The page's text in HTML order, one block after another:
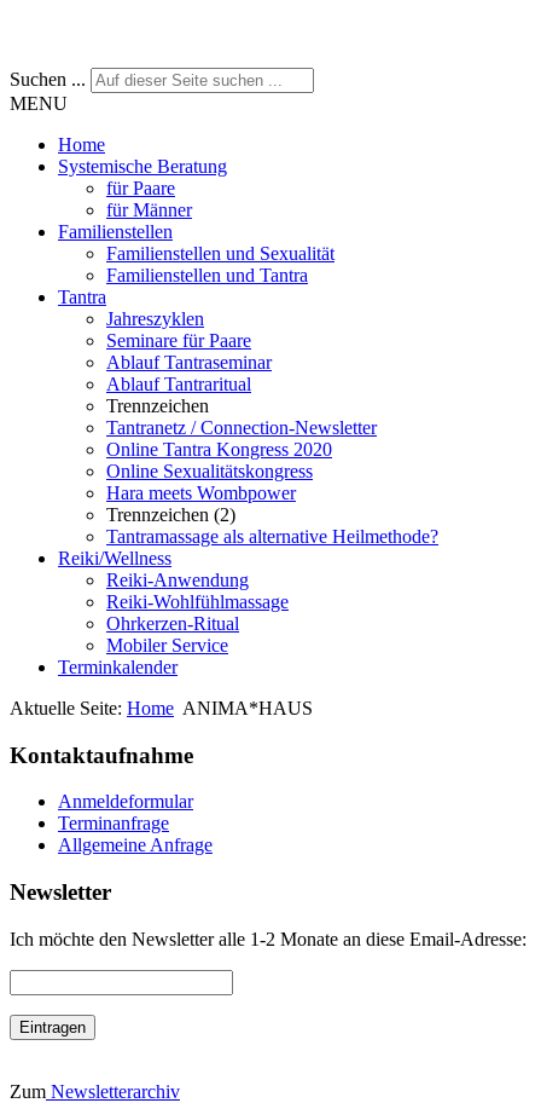
Suchen ...
MENU
Home
Systemische Beratung
für Paare
für Männer
Familienstellen
Familienstellen und Sexualität
Familienstellen und Tantra
Tantra
Jahreszyklen
Seminare für Paare
Ablauf Tantraseminar
Ablauf Tantraritual
Trennzeichen
Tantranetz / Connection-Newsletter
Online Tantra Kongress 2020
Online Sexualitätskongress
Hara meets Wombpower
Trennzeichen (2)
Tantramassage als alternative Heilmethode?
Reiki/Wellness
Reiki-Anwendung
Reiki-Wohlfühlmassage
Ohrkerzen-Ritual
Mobiler Service
Terminkalender
Aktuelle Seite: Home ANIMA*HAUS
Kontaktaufnahme
Anmeldeformular
Terminanfrage
Allgemeine Anfrage
Newsletter
Ich möchte den Newsletter alle 1-2 Monate an diese Email-Adresse:
Zum Newsletterarchiv